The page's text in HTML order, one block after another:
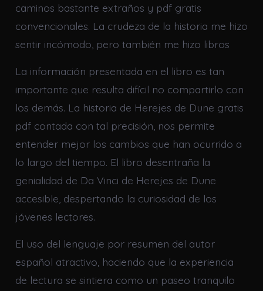
caminos bastante extraños y pdf gratis
convencionales. La crudeza de la historia me hizo
sentir incómodo, pero también me hizo libros
La información presentada en el libro es tan
importante que resulta difícil no compartirlo con
los demás. La historia de Herejes de Dune gratis
pdf contada con tal precisión, nos permite
entender mejor los cambios que han ocurrido a
lo largo del tiempo. El libro desentraña la
genialidad de Da Vinci de Herejes de Dune
accesible, despertando la curiosidad de los
jóvenes lectores.
El uso del lenguaje por resumen del autor
español atractivo, haciendo que la experiencia
de lectura se sintiera como un paseo tranquilo